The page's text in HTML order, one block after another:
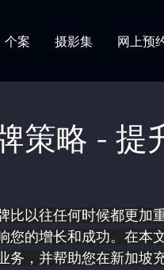
个案 摄影集 网上预
策略 - 提
比以往任何时候都更加
您的增长和成功。在本
务，并帮助您在新加坡